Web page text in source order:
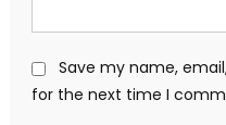
Save my name,
for the next time I